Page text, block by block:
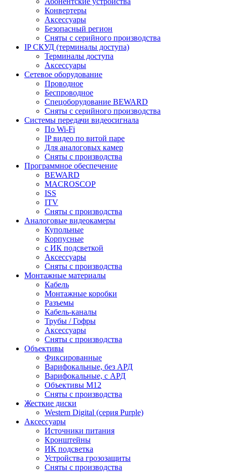
Конвертеры
Аксессуары
Безопасный регион
Сняты с серийного производства
IP СКУД (терминалы доступа)
Терминалы доступа
Аксессуары
Сетевое оборудование
Проводное
Беспроводное
Спецоборудование BEWARD
Сняты с серийного производства
Системы передачи видеосигнала
По Wi-Fi
IP видео по витой паре
Для аналоговых камер
Сняты с производства
Программное обеспечение
BEWARD
MACROSCOP
ISS
ITV
Сняты с производства
Аналоговые видеокамеры
Купольные
Корпусные
c ИК подсветкой
Аксессуары
Сняты с производства
Монтажные материалы
Кабель
Монтажные коробки
Разъемы
Кабель-каналы
Трубы / Гофры
Аксессуары
Сняты с производства
Объективы
Фиксированные
Варифокальные, без АРД
Варифокальные, с АРД
Объективы M12
Сняты с производства
Жесткие диски
Western Digital (серия Purple)
Аксессуары
Источники питания
Кронштейны
ИК подсветка
Устройства грозозащиты
Сняты с производства